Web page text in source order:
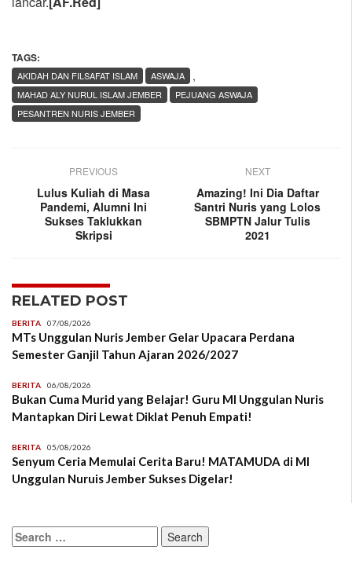
TAGS:
,
AKIDAH DAN FILSAFAT ISLAM
ASWAJA
MAHAD ALY NURUL ISLAM JEMBER
PEJUANG ASWAJA
PESANTREN NURIS JEMBER
PREVIOUS
Lulus Kuliah di Masa
Pandemi, Alumni Ini
Sukses Taklukkan
Skripsi
NEXT
Amazing! Ini Dia Daftar
Santri Nuris yang Lolos
SBMPTN Jalur Tulis
2021
RELATED POST
BERITA 07/08/2026
MTs Unggulan Nuris Jember Gelar Upacara Perdana
Semester Ganjil Tahun Ajaran 2026/2027
BERITA 06/08/2026
Bukan Cuma Murid yang Belajar! Guru MI Unggulan Nuris
Mantapkan Diri Lewat Diklat Penuh Empati!
BERITA 05/08/2026
Senyum Ceria Memulai Cerita Baru! MATAMUDA di MI
Unggulan Nuruis Jember Sukses Digelar!
Search
for: